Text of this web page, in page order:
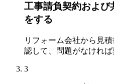
工事請負契約および
をする
リフォーム会社から見
認して、問題がなければ
3